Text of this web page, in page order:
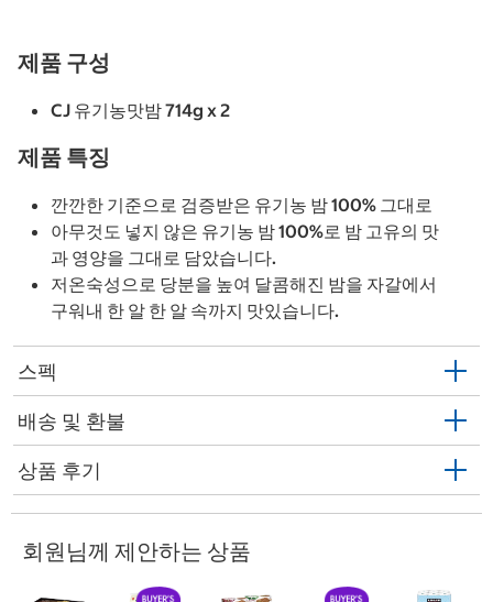
제품 구성
CJ 유기농맛밤 714g x 2
제품 특징
깐깐한 기준으로 검증받은 유기농 밤 100% 그대로
아무것도 넣지 않은 유기농 밤 100%로 밤 고유의 맛
과 영양을 그대로 담았습니다.
저온숙성으로 당분을 높여 달콤해진 밤을 자갈에서
구워내 한 알 한 알 속까지 맛있습니다.
스펙
배송 및 환불
상품 후기
회원님께 제안하는 상품